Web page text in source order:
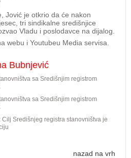
Jović je otkrio da će nakon
tri sindikalne središnjice
Vladu i poslodavce na dijalog.
webu i Youtubeu Media servisa.
Bubnjević
sa Središnjim registrom
sa Središnjim registrom
Cilj Središnjeg registra stanovništva je
nazad na vrh